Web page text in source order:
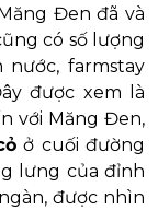
Đen đã và
có số lượng
farmstay
được xem là
với Măng Đen,
ở cuối đường
lưng của đỉnh
được nhìn